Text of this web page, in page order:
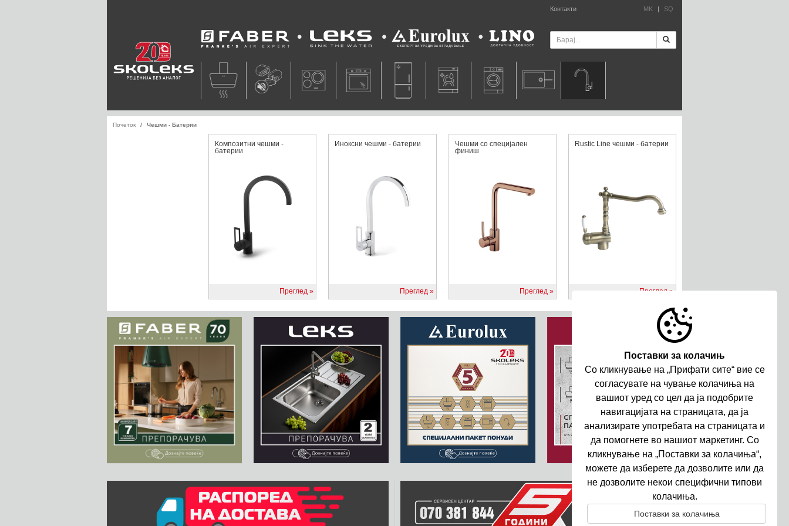
Поставки за колачињ
Со кликнување на „Прифати сите“ вие се
согласувате на чување колачиња на
вашиот уред со цел да ja подобрите
навигациjата на страницата, да ja
анализирате употребата на страницата и
да помогнете во нашиот маркетинг. Со
кликнување на „Поставки за колачиња“,
можете да изберете да дозволите или да
не дозволите некои специфични типови
колачиња.
Поставки за колачиња
Контакти
Faber Leks Eurolux Lino
MK | SQ
Почеток Чешми - Батерии
Композитни чешми -
батерии
Преглед
Иноксни чешми - батерии
Преглед
Чешми со специjaлeн
финиш
Преглед
Rustic Line чешми - батерии
Преглед